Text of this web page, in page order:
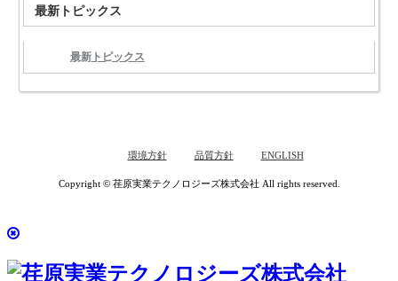
最新トピックス
最新トピックス
環境方針 品質方針 ENGLISH
Copyright © 荏原実業テクノロジーズ株式会社 All rights reserved.